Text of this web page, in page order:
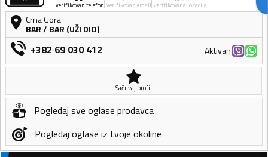
verifikovan telefon verifikovan email verifikovana lokacija
Crna Gora
BAR/ BAR (UŽI DIO)
+382 69 030 412 Aktivan
Sačuvaj profil
Pogledaj sve oglase prodavca
Pogledaj oglase iz tvoje okoline